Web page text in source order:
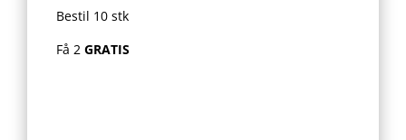
Bestil 10 stk
Få 2 GRATIS